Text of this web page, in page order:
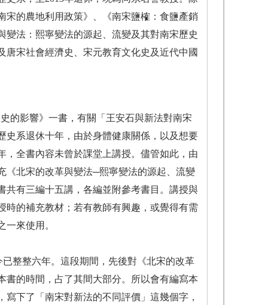
宋的農地利用政策》、《南宋鹽榷：食鹽產銷
法：熙寧變法的源起、流變及其對南宋歷史
宋社會經濟史、宋元教育文化史及近代中國
的影響》一書，有關「王安石與新法對南宋
史系退休十年，由於身體健康關係，以及想要
全書內容未曾於課堂上講授。儘管如此，由
《北宋的改革與變法─熙寧變法的源起、流變
共有三編十五講，各編並附參考書目。講授與
的補充教材；若有教師有興趣，或覺得有需
來使用。
整整六年。這段期間，先後對《北宋的改革
的時間，占了其間大部分。所以會有編寫本
下了「南宋對新法的不同評價」這幾個字，